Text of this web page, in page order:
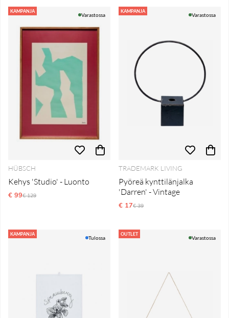
KAMPANJA
Varastossa
HÜBSCH
Kehys 'Studio' - Luonto
€ 99Normaali hinta
€ 129
KAMPANJA
Varastossa
TRADEMARK LIVING
Pyöreä kynttilänjalka
'Darren' - Vintage
€ 17Normaali hinta
€ 39
KAMPANJA
Tulossa
OUTLET
Varastossa